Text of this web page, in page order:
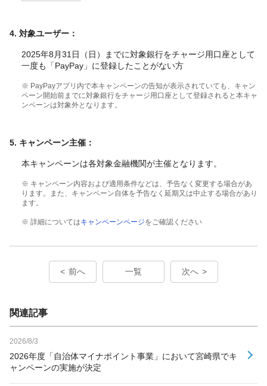
4. 対象ユーザー：
2025年8月31日（日）までに対象銀行をチャージ用口座として
一度も「PayPay」に登録したことがない方
※ PayPayアプリ内で本キャンペーンの告知が表示されていても、キャン
ペーン開始前までに対象銀行をチャージ用口座として登録されると本キャ
ンペーンは対象外となります。
5. キャンペーン主催：
本キャンペーンは各対象金融機関が主催となります。
※ キャンペーン内容および適用条件などは、予告なく変更する場合があ
ります。また、キャンペーン自体を予告なく延期又は中止する場合があり
ます。
※ 詳細についてはキャンペーンページをご確認ください
前へ 一覧 次へ
関連記事
2026/8/3
2026年度「自治体マイナポイント事業」において宮崎県でキ
ャンペーンの実施が決定